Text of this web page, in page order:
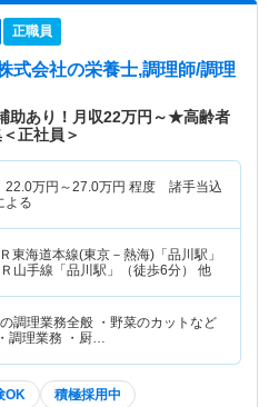
正職員
式会社の栄養士,調理師/調理
助あり！月収22万円～★高齢者
正社員＞
22.0万円～27.0万円 程度 諸手当込
よる
Ｒ東海道本線(東京－熱海)「品川駅」
Ｒ山手線「品川駅」（徒歩6分） 他
調理業務全般 ・野菜のカットなど
調理業務 ・厨…
OK 積極採用中